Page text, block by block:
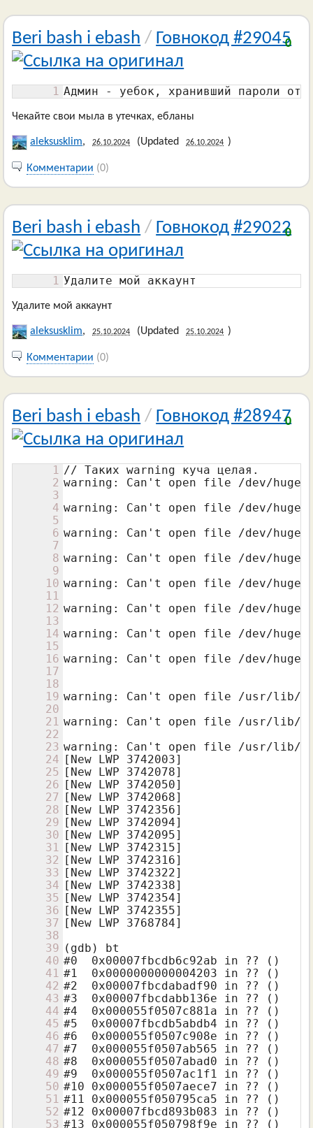
Beri bash i ebash / Говнокод #29045
0
1 Админ - уебок, хранивший пароли
Чекайте свои мыла в утечках, ебланы
aleksusklim, 26.10.2024 (Updated 26.10.2024 )
Комментарии (0)
Beri bash i ebash / Говнокод #29022
0
1 Удалите мой аккаунт
Удалите мой аккаунт
aleksusklim, 25.10.2024 (Updated 25.10.2024 )
Комментарии (0)
Beri bash i ebash / Говнокод #28947
0
1
2
3
4
5
6
7
8
9
10
11
12
13
14
15
16
17
18
19
20
21
22
23
24
25
26
27
28
29
30
31
32
33
34
35
36
37
38
39
40
41
42
43
44
45
46
47
48
49
50
51
52
53
// Таких warning куча целая.
warning: Can't open file /dev/
warning: Can't open file /dev/
warning: Can't open file /dev/
warning: Can't open file /dev/
warning: Can't open file /dev/
warning: Can't open file /dev/
warning: Can't open file /dev/
warning: Can't open file /dev/
warning: Can't open file /usr/lib/
warning: Can't open file /usr/lib/
warning: Can't open file /usr/lib/
[New LWP 3742003]
[New LWP 3742078]
[New LWP 3742050]
[New LWP 3742068]
[New LWP 3742356]
[New LWP 3742094]
[New LWP 3742095]
[New LWP 3742315]
[New LWP 3742316]
[New LWP 3742322]
[New LWP 3742338]
[New LWP 3742354]
[New LWP 3742355]
[New LWP 3768784]
(gdb) bt
#0  0x00007fbcdb6c92ab in ?? ()
#1  0x0000000000004203 in ?? ()
#2  0x00007fbcdabadf90 in ?? ()
#3  0x00007fbcdabb136e in ?? ()
#4  0x000055f0507c881a in ?? ()
#5  0x00007fbcdb5abdb4 in ?? ()
#6  0x000055f0507c908e in ?? ()
#7  0x000055f0507ab565 in ?? ()
#8  0x000055f0507abad0 in ?? ()
#9  0x000055f0507ac1f1 in ?? ()
#10 0x000055f0507aece7 in ?? ()
#11 0x000055f050795ca5 in ?? ()
#12 0x00007fbcd893b083 in ?? ()
#13 0x000055f050798f9e in ?? ()